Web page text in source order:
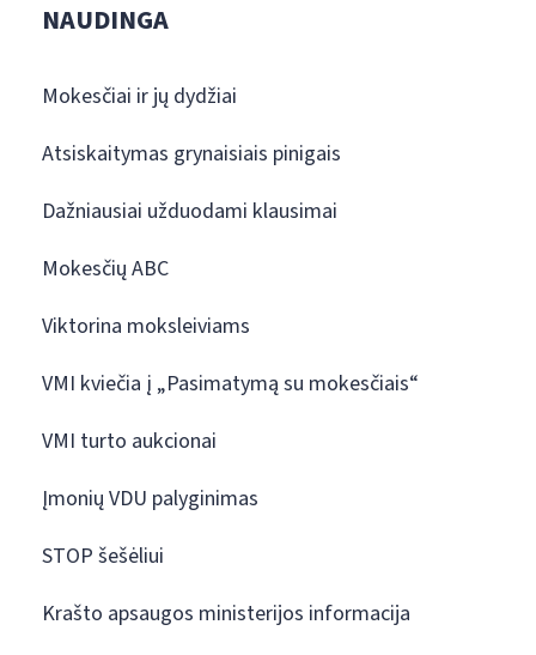
NAUDINGA
Mokesčiai ir jų dydžiai
Atsiskaitymas grynaisiais pinigais
Dažniausiai užduodami klausimai
Mokesčių ABC
Viktorina moksleiviams
VMI kviečia į „Pasimatymą su mokesčiais“
VMI turto aukcionai
Įmonių VDU palyginimas
STOP šešėliui
Krašto apsaugos ministerijos informacija